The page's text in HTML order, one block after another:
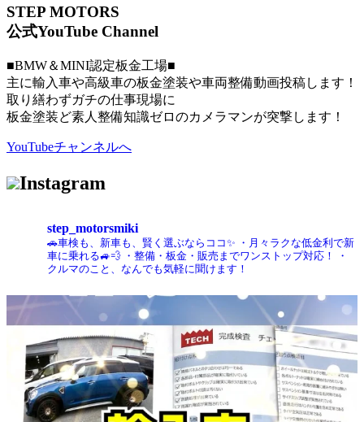
STEP MOTORS
公式YouTube Channel
■BMW＆MINI認定板金工場■
主に輸入車や高級車の板金塗装や車両整備動画投稿します！
取り繕わずガチの仕事現場に
板金塗装ど素人整備知識ゼロのカメラマンが突撃します！
YouTubeチャンネルへ
Instagram
step_motorsmiki
🚗車検も、新車も、賢く選ぶならココ✨ ・月々ラクな低金利で新
車に乗れる🚙💨 ・整備・板金・販売までワンストップ対応！
・
クルマのこと、なんでも気軽に聞けます！